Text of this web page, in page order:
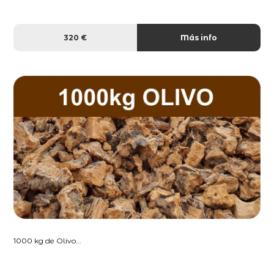
320 € Más info
1000 kg de Olivo...